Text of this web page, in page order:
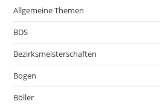
Allgemeine Themen
BDS
Bezirksmeisterschaften
Bogen
Böller